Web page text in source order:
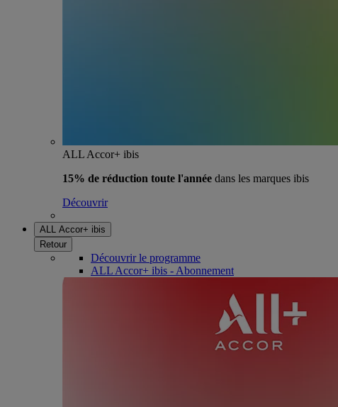
ALL Accor+ ibis
15% de réduction toute l'année dans les marques ibis
Découvrir
ALL Accor+ ibis
Retour
Découvrir le programme
ALL Accor+ ibis - Abonnement